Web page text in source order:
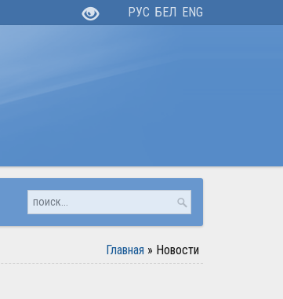
РУС БЕЛ ENG
Главная » Новости